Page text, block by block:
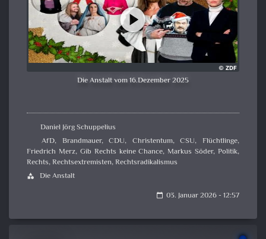
Die Anstalt vom 16.Dezember 2025
Daniel Jörg Schuppelius
AfD, Brandmauer,CDU, Christentum,CSU,Flüchtlinge,
Friedrich Merz, Gib Rechts keine Chance, Markus Söder, Politik,
Rechts,Rechtsextremisten,Rechtsradikalismus
category Die Anstalt
calendar_today 03. Januar 2026 - 12:57